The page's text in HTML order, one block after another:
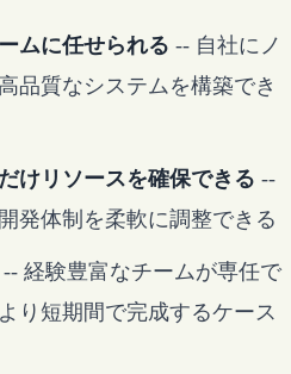
ムに任せられる -- 自社にノ
品質なシステムを構築でき
けリソースを確保できる --
発体制を柔軟に調整できる
-- 経験豊富なチームが専任で
り短期間で完成するケース